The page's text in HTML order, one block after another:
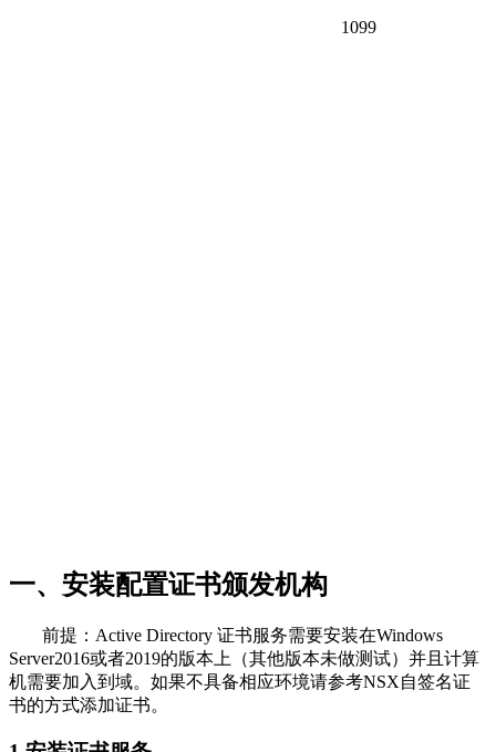
1099
一、安装配置证书颁发机构
前提：Active Directory 证书服务需要安装在Windows
Server2016或者2019的版本上（其他版本未做测试）并且计算
机需要加入到域。如果不具备相应环境请参考NSX自签名证
书的方式添加证书。